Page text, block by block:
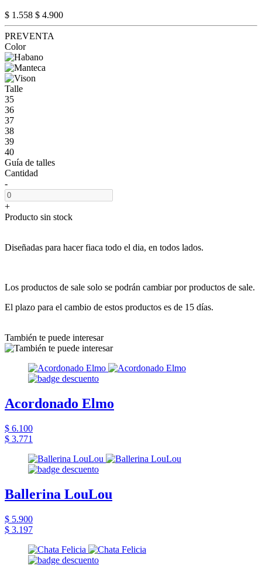
$ 1.558 $ 4.900
PREVENTA
Color
Talle
35
36
37
38
39
40
Guía de talles
Cantidad
-
+
Producto sin stock
Diseñadas para hacer fiaca todo el dia, en todos lados.
Los productos de sale solo se podrán cambiar por productos de sale.
El plazo para el cambio de estos productos es de 15 días.
También te puede interesar
Acordonado Elmo
$ 6.100
$ 3.771
Ballerina LouLou
$ 5.900
$ 3.197